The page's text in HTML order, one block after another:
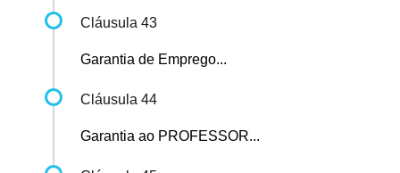
Cláusula 43
Garantia de Emprego...
Cláusula 44
Garantia ao PROFESSOR...